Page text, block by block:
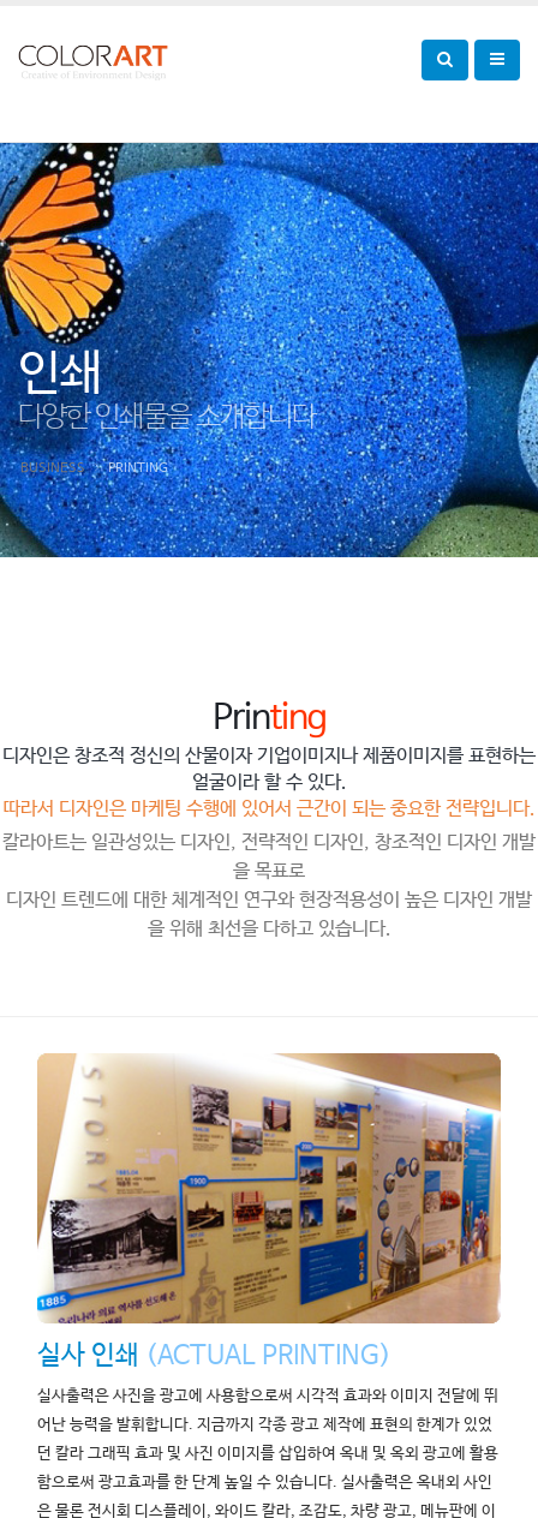
인쇄
다양한 인쇄물을 소개합니다
BUSINESS PRINTING
Printing
디자인은 창조적 정신의 산물이자 기업이미지나 제품이미지를 표현하는
얼굴이라 할 수 있다.
따라서 디자인은 마케팅 수행에 있어서 근간이 되는 중요한 전략입니다.
칼라아트는 일관성있는 디자인, 전략적인 디자인, 창조적인 디자인 개발
을 목표로
디자인 트렌드에 대한 체계적인 연구와 현장적용성이 높은 디자인 개발
을 위해 최선을 다하고 있습니다.
실사 인쇄 (ACTUAL PRINTING)
실사출력은 사진을 광고에 사용함으로써 시각적 효과와 이미지 전달에 뛰
어난 능력을 발휘합니다. 지금까지 각종 광고 제작에 표현의 한계가 있었
던 칼라 그래픽 효과 및 사진 이미지를 삽입하여 옥내 및 옥외 광고에 활용
함으로써 광고효과를 한 단계 높일 수 있습니다. 실사출력은 옥내외 사인
은 물론 전시회 디스플레이, 와이드 칼라, 조감도, 차량 광고, 메뉴판에 이